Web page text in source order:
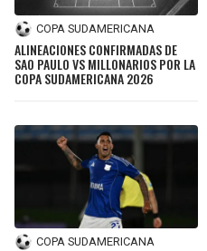
COPA SUDAMERICANA
ALINEACIONES CONFIRMADAS DE
SAO PAULO VS MILLONARIOS POR LA
COPA SUDAMERICANA 2026
COPA SUDAMERICANA